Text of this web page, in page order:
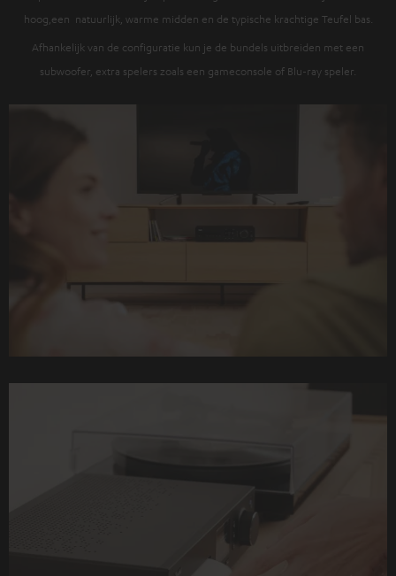
hoog,een natuurlijk, warme midden en de typische krachtige Teufel bas.
Afhankelijk van de configuratie kun je de bundels uitbreiden met een
subwoofer, extra spelers zoals een gameconsole of Blu-ray speler.